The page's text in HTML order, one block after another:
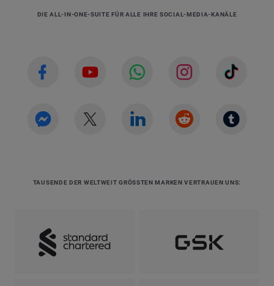
DIE ALL-IN-ONE-SUITE FÜR ALLE IHRE SOCIAL-MEDIA-KANÄLE
TAUSENDE DER WELTWEIT GRÖSSTEN MARKEN VERTRAUEN UNS: